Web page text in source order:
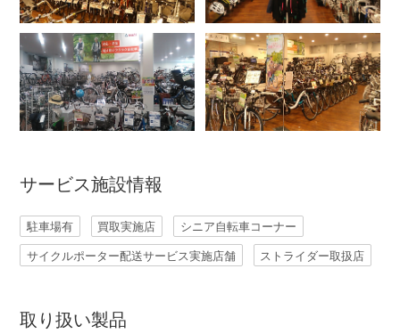
サイクルメイト
サイクルポーター
自転車買取専門サービス
ネット店と店舗の違いをご紹介
サービス施設情報
駐車場有 買取実施店 シニア自転車コーナー
サイクルポーター配送サービス実施店舗 ストライダー取扱店
取り扱い製品